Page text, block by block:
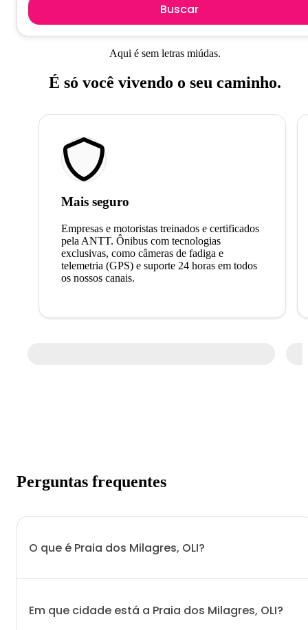
Buscar
Aqui é sem letras miúdas.
É só você vivendo o seu caminho.
Mais seguro
Empresas e motoristas treinados e certificados
pela ANTT. Ônibus com tecnologias
exclusivas, como câmeras de fadiga e
telemetria (GPS) e suporte 24 horas em todos
os nossos canais.
Perguntas frequentes
O que é Praia dos Milagres, OLI?
Em que cidade está a Praia dos Milagres, OLI?